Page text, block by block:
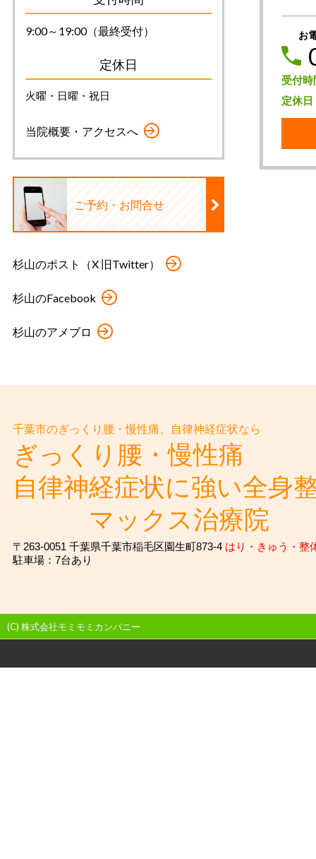
お
受付時
定休日
9:00～19:00（最終受付）
定休日
火曜・日曜・祝日
当院概要・アクセスへ
ご予約・お問合せ
杉山のポスト（X 旧Twitter）
杉山のFacebook
杉山のアメブロ
千葉市のぎっくり腰・慢性痛、自律神経症状なら
ぎっくり腰・慢性痛
自律神経症状に強い全身
マックス治療院
〒263-0051 千葉県千葉市稲毛区園生町873-4 はり・きゅう・整
駐車場：7台あり
(C) 株式会社モミモミカンパニー